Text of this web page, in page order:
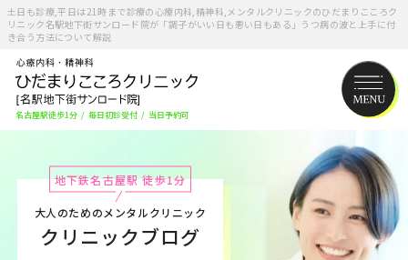
土日も診療,平日は21時まで診療の心療内科,精神科,メンタルクリニックのひだまりこころク
リニック名駅地下街サンロード院が「調子がいい日も悪い日もある」うつ病の波と上手に付
き合う方法について解説
名古屋駅徒歩1分 / 毎日初診受付 / 当日予約可
地下鉄名古屋駅 徒歩1分
大人のためのメンタルクリニック
クリニックブログ